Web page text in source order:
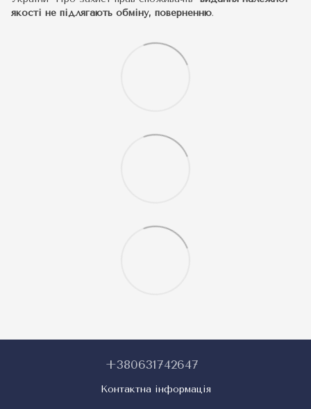
якості не підлягають обміну, поверненню.
+380631742647
Контактна інформація